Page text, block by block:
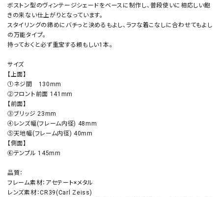
ボストン型のヴィンテージシェードをベースに制作し、普段使いに相応しい飽
きの来ない仕上がりとなっています。
スタイリングの締めにバチっと決めるもよし、ラフな着こなしに合わせてもよし
の万能タイプ。
持っておくと必ず重宝する頼もしい1本。
サイズ
【上面】
①ネジ間 130mm
②フロント前面 141mm
【前面】
③ブリッジ 23mm
④レンズ幅(フレーム内径) 48mm
⑤天地幅(フレーム内径) 40mm
【側面】
⑥テンプル 145mm
品質：
フレーム素材：アセテート×メタル
レンズ素材：CR39(Carl Zeiss)